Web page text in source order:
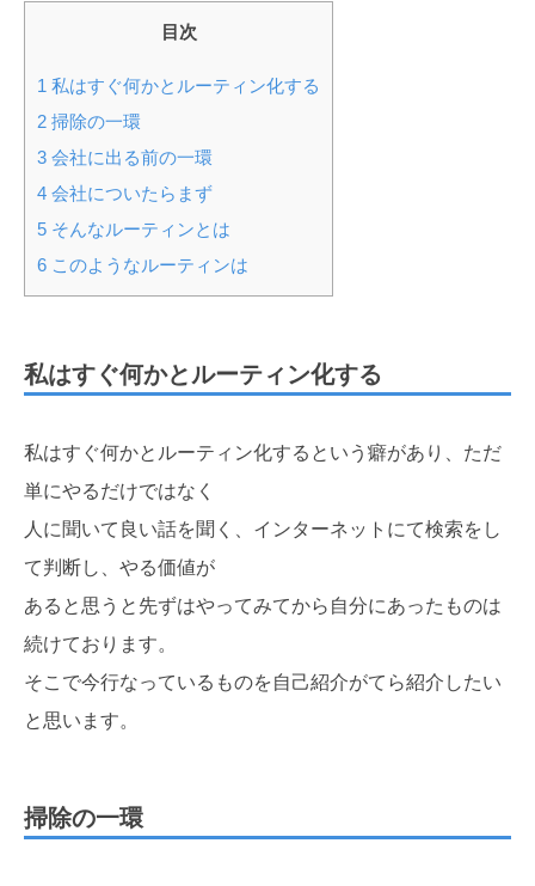
目次
1 私はすぐ何かとルーティン化する
2 掃除の一環
3 会社に出る前の一環
4 会社についたらまず
5 そんなルーティンとは
6 このようなルーティンは
私はすぐ何かとルーティン化する
私はすぐ何かとルーティン化するという癖があり、ただ
単にやるだけではなく
人に聞いて良い話を聞く、インターネットにて検索をし
て判断し、やる価値が
あると思うと先ずはやってみてから自分にあったものは
続けております。
そこで今行なっているものを自己紹介がてら紹介したい
と思います。
掃除の一環